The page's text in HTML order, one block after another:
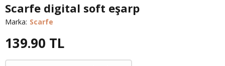
Scarfe digital soft eşarp
Marka: Scarfe
139.90 TL